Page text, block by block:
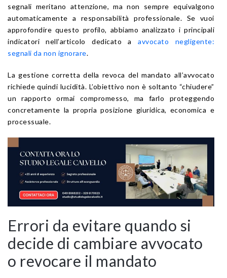
segnali meritano attenzione, ma non sempre equivalgono
automaticamente a responsabilità professionale. Se vuoi
approfondire questo profilo, abbiamo analizzato i principali
indicatori nell’articolo dedicato aavvocato negligente:
segnali da non ignorare.
La gestione corretta della revoca del mandato all’avvocato
richiede quindi lucidità. L’obiettivo non è soltanto “chiudere”
un rapporto ormai compromesso, ma farlo proteggendo
concretamente la propria posizione giuridica, economica e
processuale.
Errori da evitare quando si
decide di cambiare avvocato
o revocare il mandato